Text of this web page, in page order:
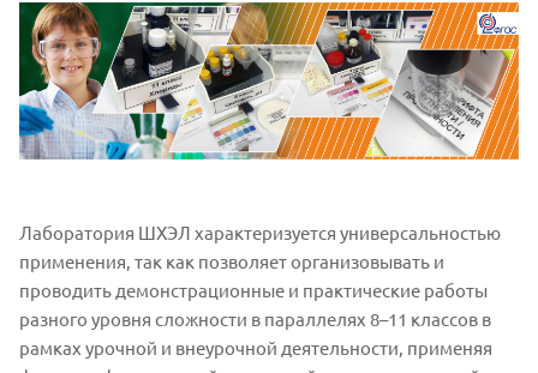
Лаборатория ШХЭЛ характеризуется универсальностью
применения, так как позволяет организовывать и
проводить демонстрационные и практические работы
разного уровня сложности в параллелях 8–11 классов в
рамках урочной и внеурочной деятельности, применяя